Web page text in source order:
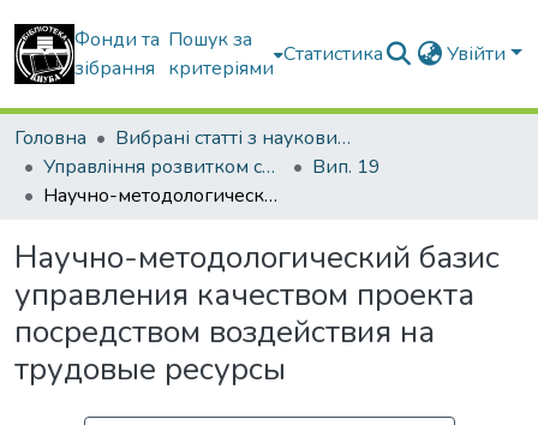
Фонди та
зібрання
Пошук за
критеріями
Статистика Увійти
Головна
Вибрані статті з наукових збірників КНУБА
Управління розвитком складних систем
Вип. 19
Научно-методологический базис управления качеством проекта посредством воздействия на трудовые ресурсы
Научно-методологический базис
управления качеством проекта
посредством воздействия на
трудовые ресурсы